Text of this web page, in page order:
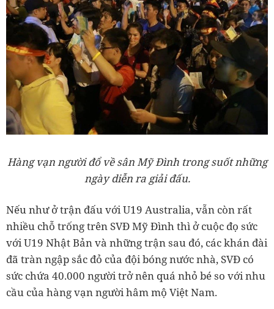
Hàng vạn người đổ về sân Mỹ Đình trong suốt những
ngày diễn ra giải đấu.
Nếu như ở trận đấu với U19 Australia, vẫn còn rất
nhiều chỗ trống trên SVĐ Mỹ Đình thì ở cuộc đọ sức
với U19 Nhật Bản và những trận sau đó, các khán đài
đã tràn ngập sắc đỏ của đội bóng nước nhà, SVĐ có
sức chứa 40.000 người trở nên quá nhỏ bé so với nhu
cầu của hàng vạn người hâm mộ Việt Nam.